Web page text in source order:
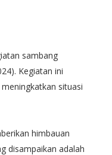
sambang
Kegiatan ini
situasi
himbauan
disampaikan adalah